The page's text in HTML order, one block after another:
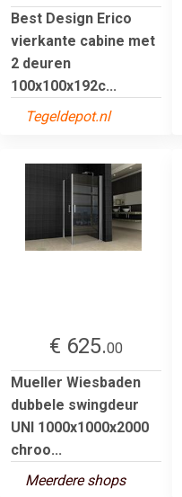
Best Design Erico
vierkante cabine met
2 deuren
100x100x192c...
Tegeldepot.nl
€ 625.00
Mueller Wiesbaden
dubbele swingdeur
UNI 1000x1000x2000
chroo...
Meerdere shops